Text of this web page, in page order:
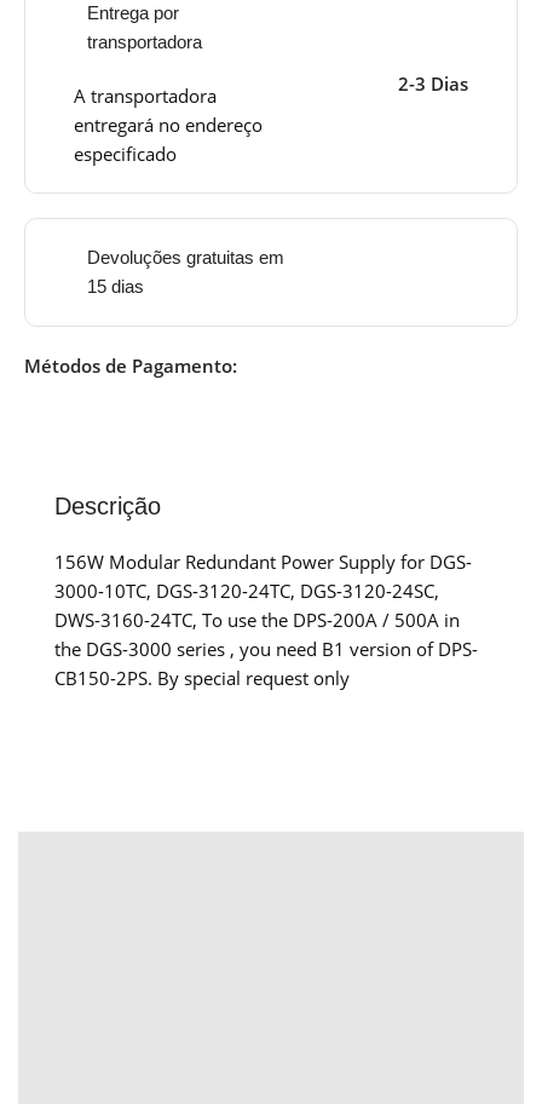
Entrega por
transportadora
A transportadora
entregará no endereço
especificado
2-3 Dias
Devoluções gratuitas em
15 dias
Métodos de Pagamento:
Descrição
156W Modular Redundant Power Supply for DGS-
3000-10TC, DGS-3120-24TC, DGS-3120-24SC,
DWS-3160-24TC, To use the DPS-200A / 500A in
the DGS-3000 series , you need B1 version of DPS-
CB150-2PS. By special request only